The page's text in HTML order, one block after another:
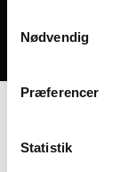
Nødvendig
Præferencer
Statistik